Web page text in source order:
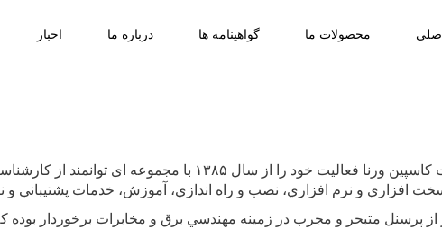
محصولات ما گواهینامه ها درباره ما اخبار
شرکت مهندسي ارتباطات کاسپین ورنا فعاليت خود را
افزاري و نرم افزاري، نصب و راه اندازي، آموزش، خدمات پشتيباني و
متبحر و مجرب در زمينه مهندسي برق و مخابرات برخوردار بوده که